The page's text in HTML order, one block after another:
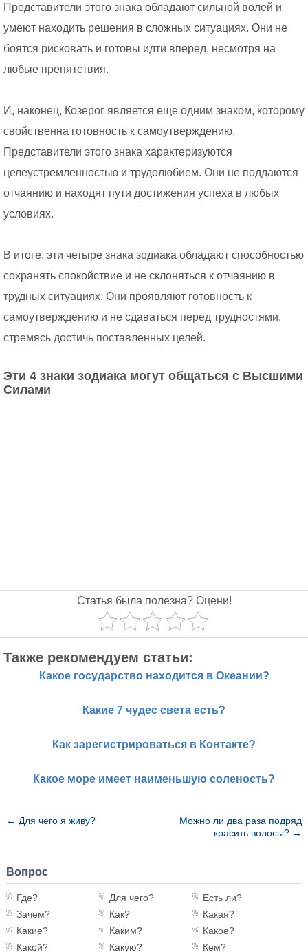
Представители этого знака обладают сильной волей и
умеют находить решения в сложных ситуациях. Они не
боятся рисковать и готовы идти вперед, несмотря на
любые препятствия.
И, наконец, Козерог является еще одним знаком, которому
свойственна готовность к самоутверждению.
Представители этого знака характеризуются
целеустремленностью и трудолюбием. Они не поддаются
отчаянию и находят пути достижения успеха в любых
условиях.
В итоге, эти четыре знака зодиака обладают способностью
сохранять спокойствие и не склоняться к отчаянию в
трудных ситуациях. Они проявляют готовность к
самоутверждению и не сдаваться перед трудностями,
стремясь достичь поставленных целей.
Эти 4 знаки зодиака могут общаться с Высшими
Силами
Статья была полезна? Оцени!
Также рекомендуем статьи:
Какое государство находится в Океании?
Какие 7 чудес света есть?
Как зарегистрироваться в Контакте?
Какое море имеет наименьшую соленость?
← Для чего я живу?
Можно ли два раза подряд
красить волосы? →
Вопрос
Где? Для чего?
Есть ли?
Зачем?
Как?
Какая?
Какие?
Каким?
Какое?
Какой?
Какую? Кем?